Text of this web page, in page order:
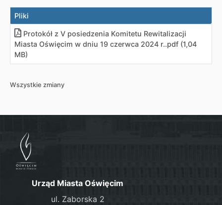
Pliki
Protokół z V posiedzenia Komitetu Rewitalizacji
Miasta Oświęcim w dniu 19 czerwca 2024 r..pdf (1,04
MB)
Wszystkie zmiany
Urząd Miasta Oświęcim
ul. Zaborska 2